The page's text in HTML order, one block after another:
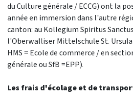
du Culture générale / ECCG) ont la
année en immersion dans l'autre
canton: au Kollegium Spiritus
l'Oberwalliser Mittelschule St.
HMS = Ecole de commerce / en
générale ou SfB =EPP).
Les frais d'écolage et de